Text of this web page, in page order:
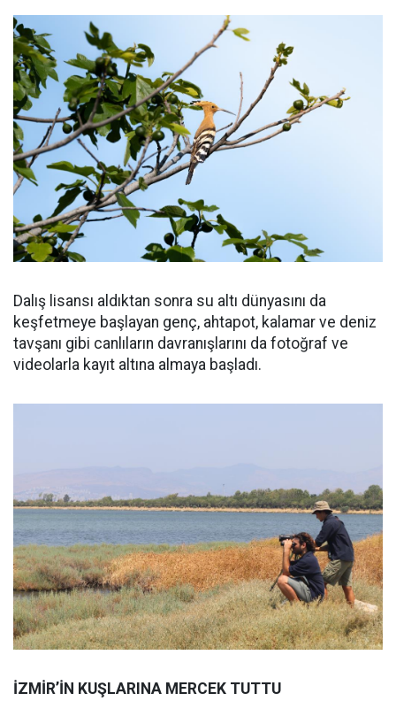
Dalış lisansı aldıktan sonra su altı dünyasını da
keşfetmeye başlayan genç, ahtapot, kalamar ve deniz
tavşanı gibi canlıların davranışlarını da fotoğraf ve
videolarla kayıt altına almaya başladı.
İZMİR’İN KUŞLARINA MERCEK TUTTU